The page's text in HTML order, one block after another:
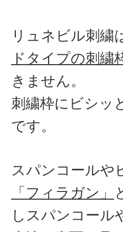
リュネビル刺繍
ドタイプの刺繍
きません。
刺繍枠にビシッ
です。
スパンコールや
「フィラガン」
しスパンコール